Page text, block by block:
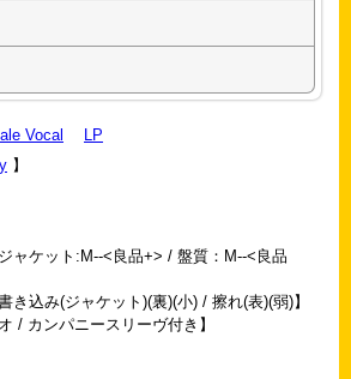
Vocal
LP
】
ャケット:M--<良品+> / 盤質：M--<良品
き込み(ジャケット)(裏)(小) / 擦れ(表)(弱)】
/ カンパニースリーヴ付き】